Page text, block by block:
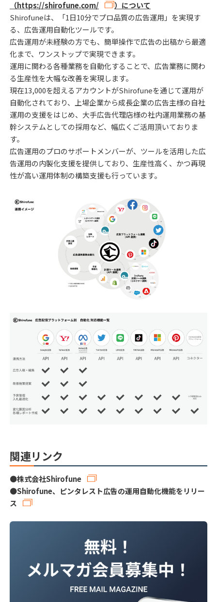
（https://shirofune.com/
）について
Shirofuneは、「1日10分でプロ品質の広告運用」を実現す
る、広告運用自動化ツールです。
広告運用が未経験の方でも、簡単操作で広告の出稿から最適
化まで、ワンストップで実現できます。
運用に関わる各種業務を自動化することで、広告業務に関わ
る生産性を大幅な改善を実現します。
現在13,000を超えるアカウントがShirofuneを通じて運用が
自動化されており、上場企業から成長企業の広告主様の自社
運用の支援をはじめ、大手広告代理店様の社内運用業務の基
幹システムとしての採用など、幅広くご活用頂いておりま
す。
広告運用のプロのサポートメンバーが、ツールを活用した広
告運用の内製化支援を提供しており、生産性高く、かつ再現
性が高い運用体制の構築支援も行っています。
関連リンク
●株式会社Shirofune
●Shirofune、ピンタレスト広告の運用自動化機能をリリー
ス